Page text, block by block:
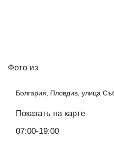
Фото из
Болгария, Пловдив, улица
Показать на карте
07:00-19:00